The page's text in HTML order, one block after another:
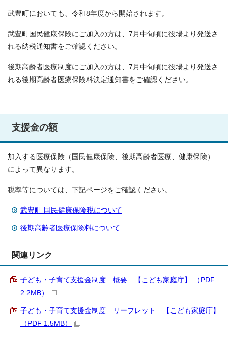
武豊町においても、令和8年度から開始されます。
武豊町国民健康保険にご加入の方は、7月中旬頃に役場より発送さ
れる納税通知書をご確認ください。
後期高齢者医療制度にご加入の方は、7月中旬頃に役場より発送さ
れる後期高齢者医療保険料決定通知書をご確認ください。
支援金の額
加入する医療保険（国民健康保険、後期高齢者医療、健康保険）
によって異なります。
税率等については、下記ページをご確認ください。
武豊町 国民健康保険税について
後期高齢者医療保険料について
関連リンク
子ども・子育て支援金制度 概要 【こども家庭庁】 （PDF
2.2MB）
子ども・子育て支援金制度 リーフレット 【こども家庭庁】
（PDF 1.5MB）